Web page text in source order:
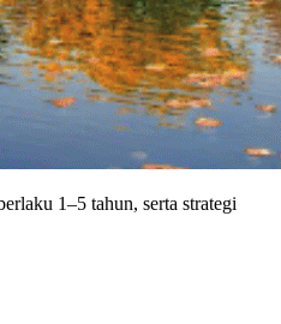
1–5 tahun, serta strategi